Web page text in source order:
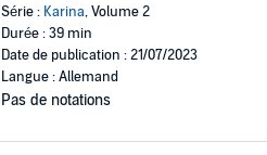
Série : Karina, Volume 2
Durée : 39 min
Date de publication : 21/07/2023
Langue : Allemand
Pas de notations